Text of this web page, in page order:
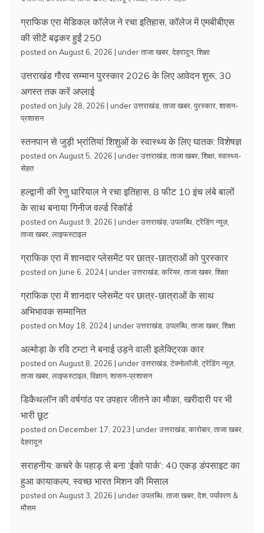
ग्राफिक एरा मेडिकल कॉलेज ने रचा इतिहास, कॉलेज में एमबीबीएस
की सीटें बढ़कर हुईं 250
posted on August 6, 2026 | underताजा खबर देहरादून, शिक्षा
उत्तराखंड गौरव सम्मान पुरस्कार 2026 के लिए आवेदन शुरू, 30
अगस्त तक करें अप्लाई
posted on July 28, 2026 | underउत्तराखंड ताजा खबर पुरस्कार शासन-
प्रशासन
स्तनपान से जुड़ी भ्रांतियां शिशुओं के स्वास्थ्य के लिए घातक: विशेषज्ञ
posted on August 5, 2026 | underउत्तराखंड ताजा खबर शिक्षा स्वास्थ्य-
सेहत
हल्द्वानी की रेणु धारियाल ने रचा इतिहास, 8 फीट 10 इंच लंबे बालों
के साथ बनाया गिनीज वर्ल्ड रिकॉर्ड
posted on August 9, 2026 | underउत्तराखंड उपलब्धि ट्रेंडिंग न्यूज़,
ताजा खबर लाइफस्टाइल
ग्राफिक एरा में शानदार प्लेसमेंट पर छात्र-छात्राओं को पुरस्कार
posted on June 6, 2024 | underउत्तराखंड करियर ताजा खबर शिक्षा
ग्राफिक एरा में शानदार प्लेसमेंट पर छात्र-छात्राओं के साथ
अभिभावक सम्मानित
posted on May 18, 2024 | underउत्तराखंड उपलब्धि ताजा खबर शिक्षा
अल्मोड़ा के रवि टम्टा ने बनाई उड़ने वाली इलेक्ट्रिक कार
posted on August 8, 2026 | underउत्तराखंड टेक्नोलॉजी ट्रेंडिंग न्यूज़,
ताजा खबर लाइफस्टाइल विज्ञान, शासन-प्रशासन
डिकैथलॉन की वर्षगांठ पर उपहार जीतने का मौका, खरीदारी पर भी
भारी छूट
posted on December 17, 2023 | underउत्तराखंड कारोबार ताजा खबर
देहरादून
सराहनीय: कचरे के पहाड़ से बना ‘ईको पार्क’: 40 एकड़ डंपसाइट का
हुआ कायाकल्प, स्वच्छ भारत मिशन की मिसाल
posted on August 3, 2026 | underउपलब्धि ताजा खबर देश, पर्यावरण &
मौसम